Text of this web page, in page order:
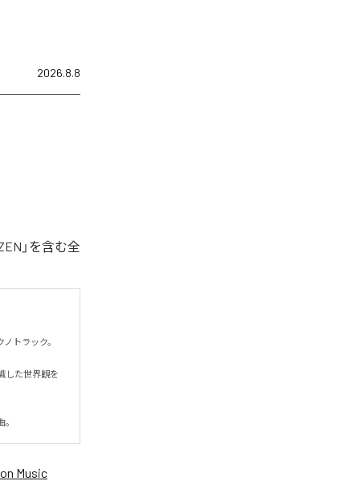
2026.8.8
」を含む全
トラック。
した世界観を
Music